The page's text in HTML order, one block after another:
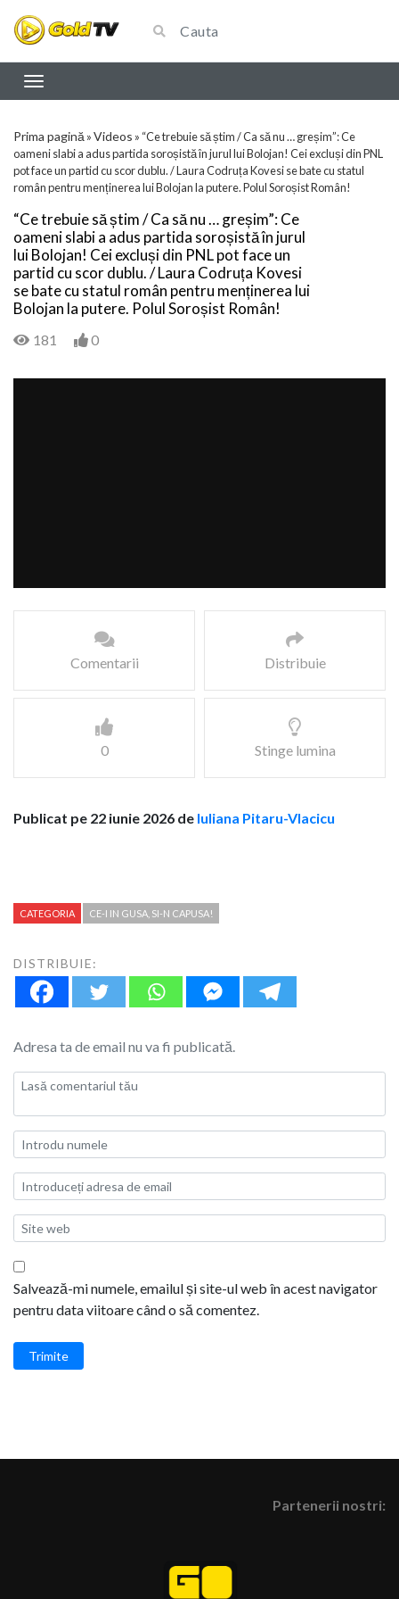
Prima pagină »Videos » “Ce trebuie să știm / Ca să nu … greșim”: Ce
oameni slabi a adus partida soroșistă în jurul lui Bolojan! Cei excluși din PNL
pot face un partid cu scor dublu. / Laura Codruța Kovesi se bate cu statul
român pentru menținerea lui Bolojan la putere. Polul Soroșist Român!
“Ce trebuie să știm / Ca să nu … greșim”: Ce
oameni slabi a adus partida soroșistă în jurul
lui Bolojan! Cei excluși din PNL pot face un
partid cu scor dublu. / Laura Codruța Kovesi
se bate cu statul român pentru menținerea lui
Bolojan la putere. Polul Soroșist Român!
181 0
Comentarii Distribuie
0 Stinge lumina
Publicat pe 22 iunie 2026 de Iuliana Pitaru-Vlacicu
CATEGORIA CE-I IN GUSA, SI-N CAPUSA!
DISTRIBUIE:
Adresa ta de email nu va fi publicată.
Salvează-mi numele, emailul și site-ul web în acest navigator
pentru data viitoare când o să comentez.
Trimite
Partenerii nostri: